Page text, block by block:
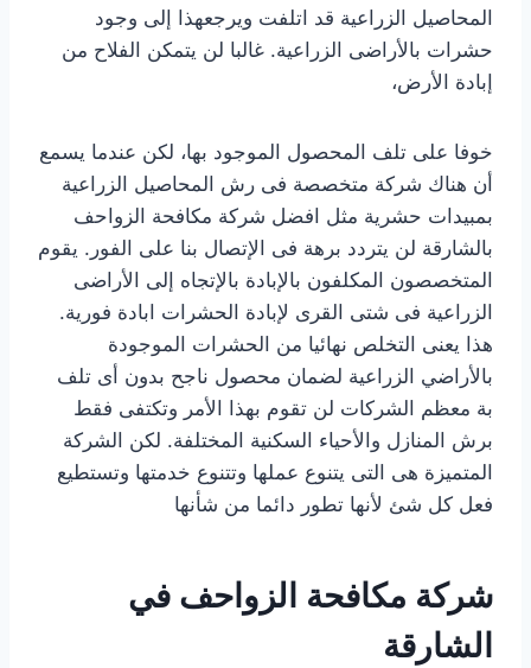
المحاصيل الزراعية قد اتلفت ويرجعهذا إلى وجود
حشرات بالأراضى الزراعية. غالبا لن يتمكن الفلاح من
إبادة الأرض،
خوفا على تلف المحصول الموجود بها، لكن عندما يسمع
أن هناك شركة متخصصة فى رش المحاصيل الزراعية
بمبيدات حشرية مثل افضل شركة مكافحة الزواحف
بالشارقة لن يتردد برهة فى الإتصال بنا على الفور. يقوم
المتخصصون المكلفون بالإبادة بالإتجاه إلى الأراضى
الزراعية فى شتى القرى لإبادة الحشرات ابادة فورية.
هذا يعنى التخلص نهائيا من الحشرات الموجودة
بالأراضي الزراعية لضمان محصول ناجح بدون أى تلف
بة معظم الشركات لن تقوم بهذا الأمر وتكتفى فقط
برش المنازل والأحياء السكنية المختلفة. لكن الشركة
المتميزة هى التى يتنوع عملها وتتنوع خدمتها وتستطيع
فعل كل شئ لأنها تطور دائما من شأنها
شركة مكافحة الزواحف في
الشارقة